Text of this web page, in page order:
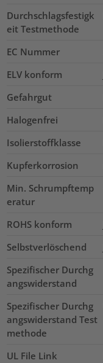
Durchschlagsfestigk
eit Testmethode
EC Nummer
ELV konform
Gefahrgut
Halogenfrei
Isolierstoffklasse
Kupferkorrosion
Min. Schrumpftemp
eratur
ROHS konform
Selbstverlöschend
Spezifischer Durchg
angswiderstand
Spezifischer Durchg
angswiderstand Test
methode
UL File Link